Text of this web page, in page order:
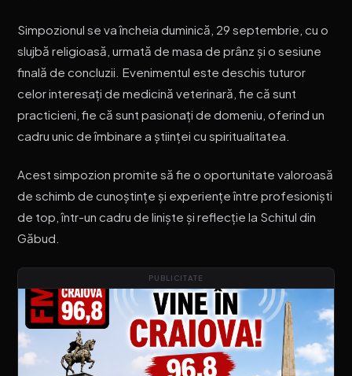
Simpozionul se va încheia duminică, 29 septembrie, cu o
slujbă religioasă, urmată de masa de prânz și o sesiune
finală de concluzii. Evenimentul este deschis tuturor
celor interesați de medicină veterinară, fie că sunt
practicieni, fie că sunt pasionați de domeniu, oferind un
cadru unic de îmbinare a științei cu spiritualitatea.
Acest simpozion promite să fie o oportunitate valoroasă
de schimb de cunoștințe și experiențe între profesioniști
de top, într-un cadru de liniște și reflecție la Schitul din
Găbud.
PUBLICITATE